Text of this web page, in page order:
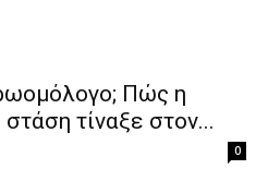
Πώς η
τίναξε στον...
0